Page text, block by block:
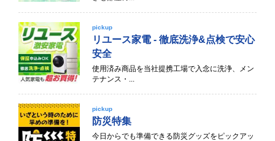
pickup
リユース家電 - 徹底洗浄&点検で安心
安全
使用済み商品を当社提携工場で入念に洗浄、メン
テナンス・...
pickup
防災特集
今日からでも準備できる防災グッズをピックアッ